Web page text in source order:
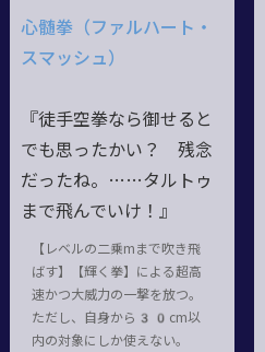
心髄拳（ファルハート・
スマッシュ）
『徒手空拳なら御せると
でも思ったかい？ 残念
だったね。……タルトゥ
まで飛んでいけ！』
【レベルの二乗mまで吹き飛
ばす】【輝く拳】による超高
速かつ大威力の一撃を放つ。
ただし、自身から30cm以
内の対象にしか使えない。